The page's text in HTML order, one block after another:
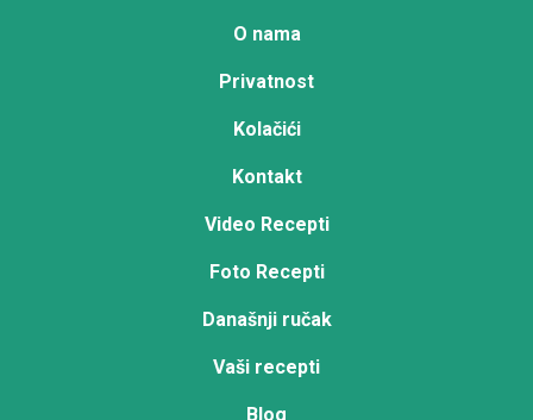
O nama
Privatnost
Kolačići
Kontakt
Video Recepti
Foto Recepti
Današnji ručak
Vaši recepti
Blog